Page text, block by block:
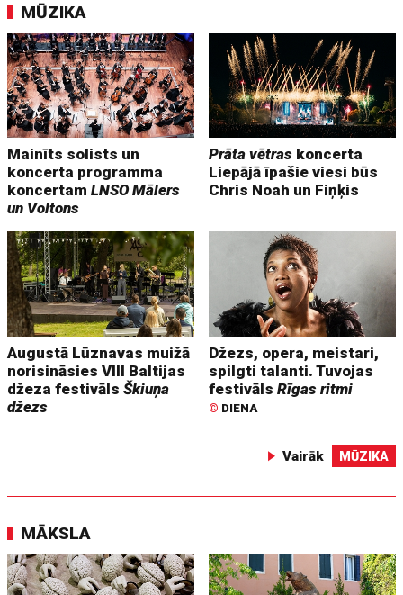
MŪZIKA
Mainīts solists un
koncerta programma
koncertamLNSO Mālers
un Voltons
Prāta vētras koncerta
Liepājā īpašie viesi būs
Chris Noah un Fiņķis
Augustā Lūznavas muižā
norisināsies VIII Baltijas
džeza festivālsŠkiuņa
džezs
Džezs, opera, meistari,
spilgti talanti. Tuvojas
festivālsRīgas ritmi
© DIENA
Vairāk MŪZIKA
MĀKSLA